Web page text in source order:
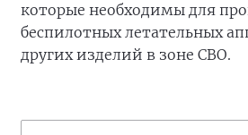
которые необходимы для
беспилотных летательных
других изделий в зоне СВО.